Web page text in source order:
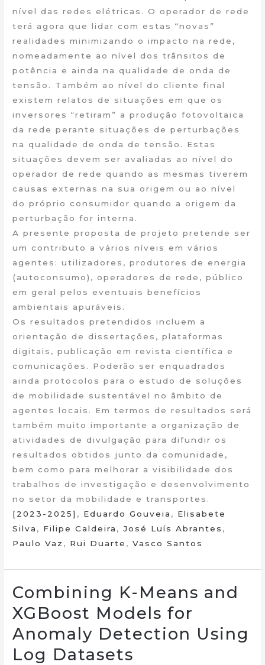
nível das redes elétricas. O operador de rede
terá agora que lidar com estas “novas”
realidades minimizando o impacto na rede,
nomeadamente ao nível dos trânsitos de
potência e ainda na qualidade de onda de
tensão. Também ao nível do cliente final
existem relatos de situações em que os
inversores “retiram” a produção fotovoltaica
da rede perante situações de perturbações
na qualidade de onda de tensão. Estas
situações devem ser avaliadas ao nível do
operador de rede quando as mesmas tiverem
causas externas na sua origem ou ao nível
do próprio consumidor quando a origem da
perturbação for interna.
A presente proposta de projeto pretende ser
um contributo a vários níveis em vários
agentes: utilizadores, produtores de energia
(autoconsumo), operadores de rede, público
em geral pelos eventuais benefícios
ambientais apuráveis.
Os resultados pretendidos incluem a
orientação de dissertações, plataformas
digitais, publicação em revista científica e
comunicações. Poderão ser enquadrados
ainda protocolos para o estudo de soluções
de mobilidade sustentável no âmbito de
agentes locais. Em termos de resultados será
também muito importante a organização de
atividades de divulgação para difundir os
resultados obtidos junto da comunidade,
bem como para melhorar a visibilidade dos
trabalhos de investigação e desenvolvimento
no setor da mobilidade e transportes.
[2023-2025] , Eduardo Gouveia , Elisabete
Silva , Filipe Caldeira ,José Luís Abrantes ,
Paulo Vaz , Rui Duarte ,Vasco Santos
Combining K-Means and
XGBoost Models for
Anomaly Detection Using
Log Datasets